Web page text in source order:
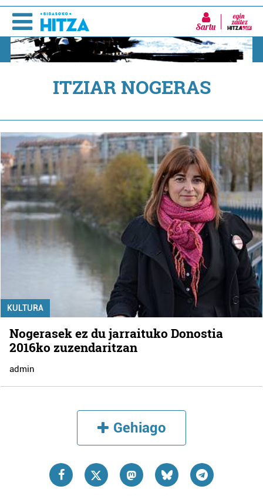
Sartu
ITZIAR NOGERAS
KULTURA
Nogerasek ez du jarraituko Donostia
2016ko zuzendaritzan
admin
Gehiago